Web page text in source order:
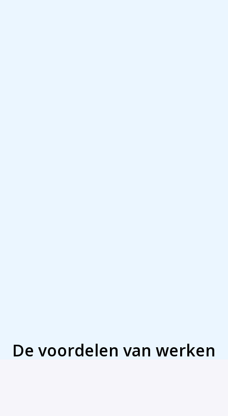
De voordelen van werken